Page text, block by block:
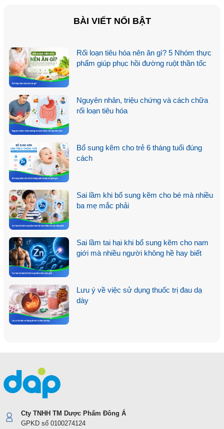
động tiềm năng đối với sức khỏe
đường tiêu hóa, đặc biệt là trong
dạ dày hiện đang thu hút sự
quan tâm bởi…
BÀI VIẾT NỔI BẬT
Rối loạn tiêu hóa nên ăn gì? 5 Nhóm thực
phẩm giúp phục hồi đường ruột thần tốc
Nguyên nhân, triệu chứng và cách chữa
rối loạn tiêu hóa
Bổ sung kẽm cho trẻ 6 tháng tuổi đúng
cách
Sai lầm khi bổ sung kẽm cho bé mà nhiều
ba mẹ mắc phải
Sai lầm tai hại khi bổ sung kẽm cho nam
giới mà nhiều người không hề hay biết
Lưu ý về việc sử dụng thuốc trị đau dạ
dày
Cty TNHH TM Dược Phẩm Đông Á
GPKD số 0100274124